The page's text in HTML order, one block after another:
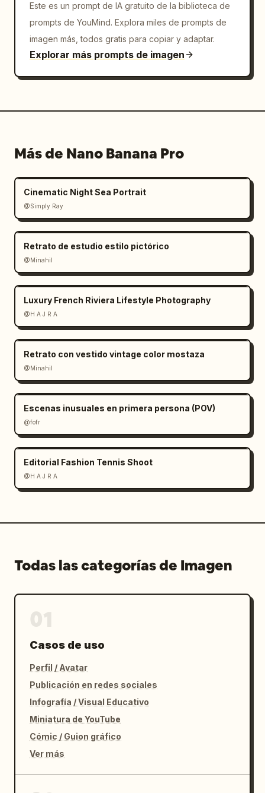
Este es un prompt de IA gratuito de la biblioteca de
prompts de YouMind. Explora miles de prompts de
imagen más, todos gratis para copiar y adaptar.
Explorar más prompts de imagen
Más de Nano Banana Pro
Cinematic Night Sea Portrait
@Simply Ray
Retrato de estudio estilo pictórico
@Minahil
Luxury French Riviera Lifestyle Photography
@H A J R A
Retrato con vestido vintage color mostaza
@Minahil
Escenas inusuales en primera persona (POV)
@fofr
Editorial Fashion Tennis Shoot
@H A J R A
Todas las categorías de Imagen
Casos de uso
Perfil / Avatar
Publicación en redes sociales
Infografía / Visual Educativo
Miniatura de YouTube
Cómic / Guion gráfico
Ver más